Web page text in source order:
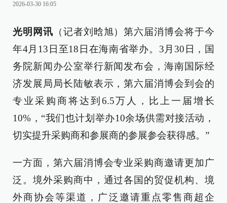
2026-03-30 16:05
光明网讯 （记者刘晗旭）第六届消博会将于今
年4月13日至18日在海南省举办。3月30日，国
务院新闻办公室举行新闻发布会，海南国际经
济发展局局长陆敏表示，第六届消博会到会的
专业采购商将达到6.5万人，比上一届增长
10%，“我们也计划举办10余场供需对接活动，
切实提升采购商和参展商的参展参会获得感。”
一方面，第六届消博会专业采购商邀请更加广
泛。境外采购商中，通过各国的贸促机构、境
外商协会等渠道，广泛邀请重点零售商超企